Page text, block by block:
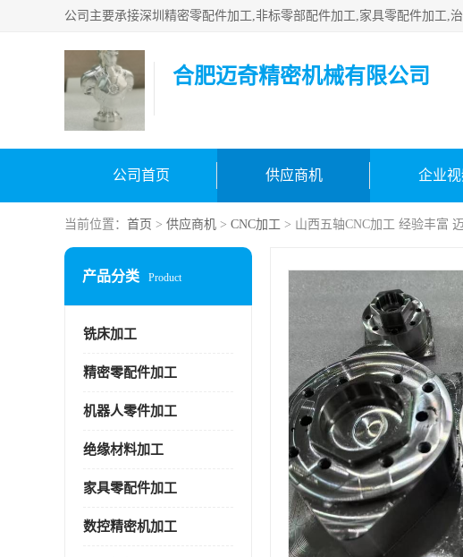
合肥迈奇精密机械有限公司
公司首页 供应商机 企业
当前位置： 首页 > 供应商机 > CNC加工 > 山西五轴CNC加工 经验丰富
产品分类 Product
铣床加工
精密零配件加工
机器人零件加工
绝缘材料加工
家具零配件加工
数控精密机加工